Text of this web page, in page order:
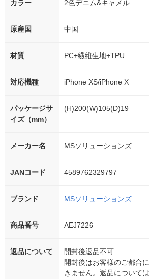
カラー 2色デニム&キャメル
原産国 中国
材質 PC+繊維生地+TPU
対応機種 iPhone XS/iPhone X
パッケージサ
イズ（mm）
(H)200(W)105(D)19
メーカー名 MSソリューションズ
JANコード 4589762329797
ブランド MSソリューションズ
商品番号 AEJ7226
返品について
開封後返品不可
開封後はお客様のご都合
きません。返品について